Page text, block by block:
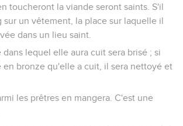
toucheront la viande seront saints. S'il
sur un vêtement, la place sur laquelle il
dans un lieu saint.
dans lequel elle aura cuit sera brisé ; si
en bronze qu'elle a cuit, il sera nettoyé et
les prêtres en mangera. C'est une